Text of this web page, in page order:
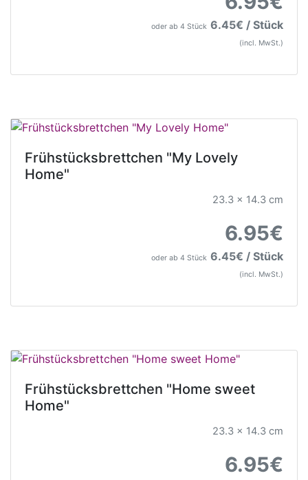
oder ab 4 Stück 6.45€ / Stück
(incl. MwSt.)
Frühstücksbrettchen "My Lovely
Home"
23.3 x 14.3 cm
6.95€
oder ab 4 Stück 6.45€ / Stück
(incl. MwSt.)
Frühstücksbrettchen "Home sweet
Home"
23.3 x 14.3 cm
6.95€